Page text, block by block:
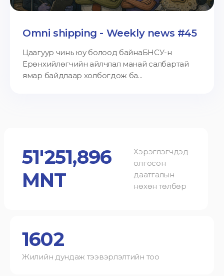
Omni shipping - Weekly news #45
Цаагуур чинь юу болоод байнаБНСУ-н
Ерөнхийлөгчийн айлчлал манай салбартай
ямар байдлаар холбогдож ба...
51'251,896
MNT
Хэрэглэгчдэд
олгосон
даатгалын
нөхөн төлбөр
1602
Жилийн дундаж тээвэрлэлтийн тоо